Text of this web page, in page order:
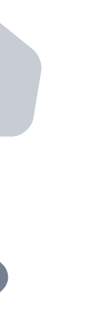
ATM Bitnovo
API dans
réseau de
de votre